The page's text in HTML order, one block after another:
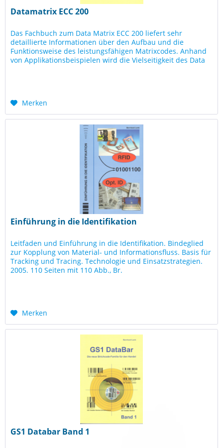
Datamatrix ECC 200
Das Fachbuch zum Data Matrix ECC 200 liefert sehr
detaillierte Informationen über den Aufbau und die
Funktionsweise des leistungsfähigen Matrixcodes. Anhand
von Applikationsbeispielen wird die Vielseitigkeit des Data
Merken
Einführung in die Identifikation
Leitfaden und Einführung in die Identifikation. Bindeglied
zur Kopplung von Material- und Informationsfluss. Basis für
Tracking und Tracing. Technologie und Einsatzstrategien.
2005. 110 Seiten mit 110 Abb., Br.
Merken
GS1 Databar Band 1